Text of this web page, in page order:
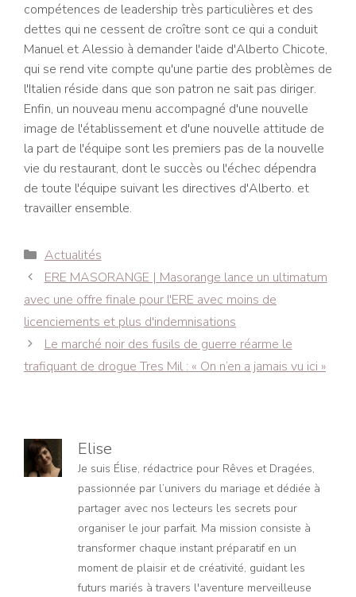
compétences de leadership très particulières et des
dettes qui ne cessent de croître sont ce qui a conduit
Manuel et Alessio à demander l'aide d'Alberto Chicote,
qui se rend vite compte qu'une partie des problèmes de
l'Italien réside dans que son patron ne sait pas diriger.
Enfin, un nouveau menu accompagné d'une nouvelle
image de l'établissement et d'une nouvelle attitude de
la part de l'équipe sont les premiers pas de la nouvelle
vie du restaurant, dont le succès ou l'échec dépendra
de toute l'équipe suivant les directives d'Alberto. et
travailler ensemble.
Catégories
Actualités
Navigation
des
articles
ERE MASORANGE | Masorange lance un ultimatum
avec une offre finale pour l'ERE avec moins de
licenciements et plus d'indemnisations
Le marché noir des fusils de guerre réarme le
trafiquant de drogue Tres Mil : « On n’en a jamais vu ici »
Elise
Je suis Élise, rédactrice pour Rêves et Dragées,
passionnée par l’univers du mariage et dédiée à
partager avec nos lecteurs les secrets pour
organiser le jour parfait. Ma mission consiste à
transformer chaque instant préparatif en un
moment de plaisir et de créativité, guidant les
futurs mariés à travers l'aventure merveilleuse